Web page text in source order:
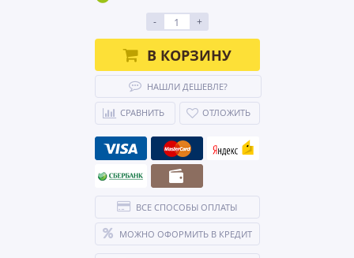
- +
В КОРЗИНУ
НАШЛИ ДЕШЕВЛЕ?
СРАВНИТЬ ОТЛОЖИТЬ
ВСЕ СПОСОБЫ ОПЛАТЫ
МОЖНО ОФОРМИТЬ В КРЕДИТ